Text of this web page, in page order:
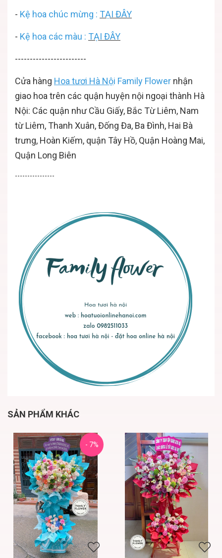
- Kệ hoa chúc mừng : TẠI ĐÂY
- Kệ hoa các màu : TẠI ĐÂY
------------------------
Cửa hàng Hoa tươi Hà Nội Family Flower nhận
giao hoa trên các quận huyện nội ngoại thành Hà
Nội: Các quận như Cầu Giấy, Bắc Từ Liêm, Nam
từ Liêm, Thanh Xuân, Đống Đa, Ba Đình, Hai Bà
trưng, Hoàn Kiếm, quận Tây Hồ, Quận Hoàng Mai,
Quận Long Biên
----------------
SẢN PHẨM KHÁC
- 7%